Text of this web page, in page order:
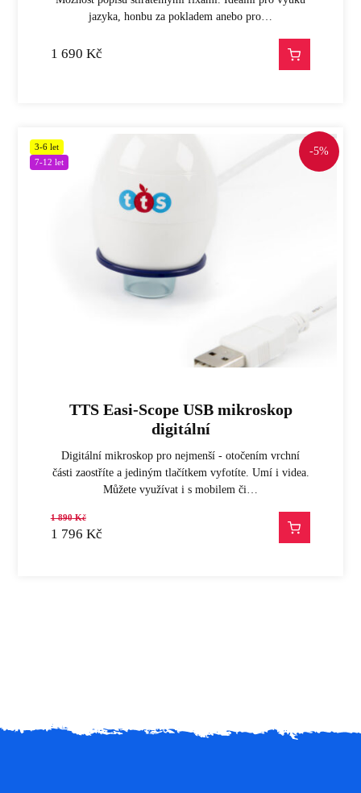
jazyka, honbu za pokladem anebo pro…
1 690 Kč
-5%
3-6 let
7-12 let
TTS Easi-Scope USB mikroskop
digitální
Digitální mikroskop pro nejmenší - otočením vrchní
části zaostříte a jediným tlačítkem vyfotíte. Umí i videa.
Můžete využívat i s mobilem či…
1 890Kč
1 796 Kč